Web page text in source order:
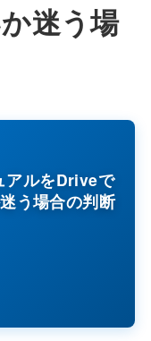
迷う場
アルをDriveで
う場合の判断